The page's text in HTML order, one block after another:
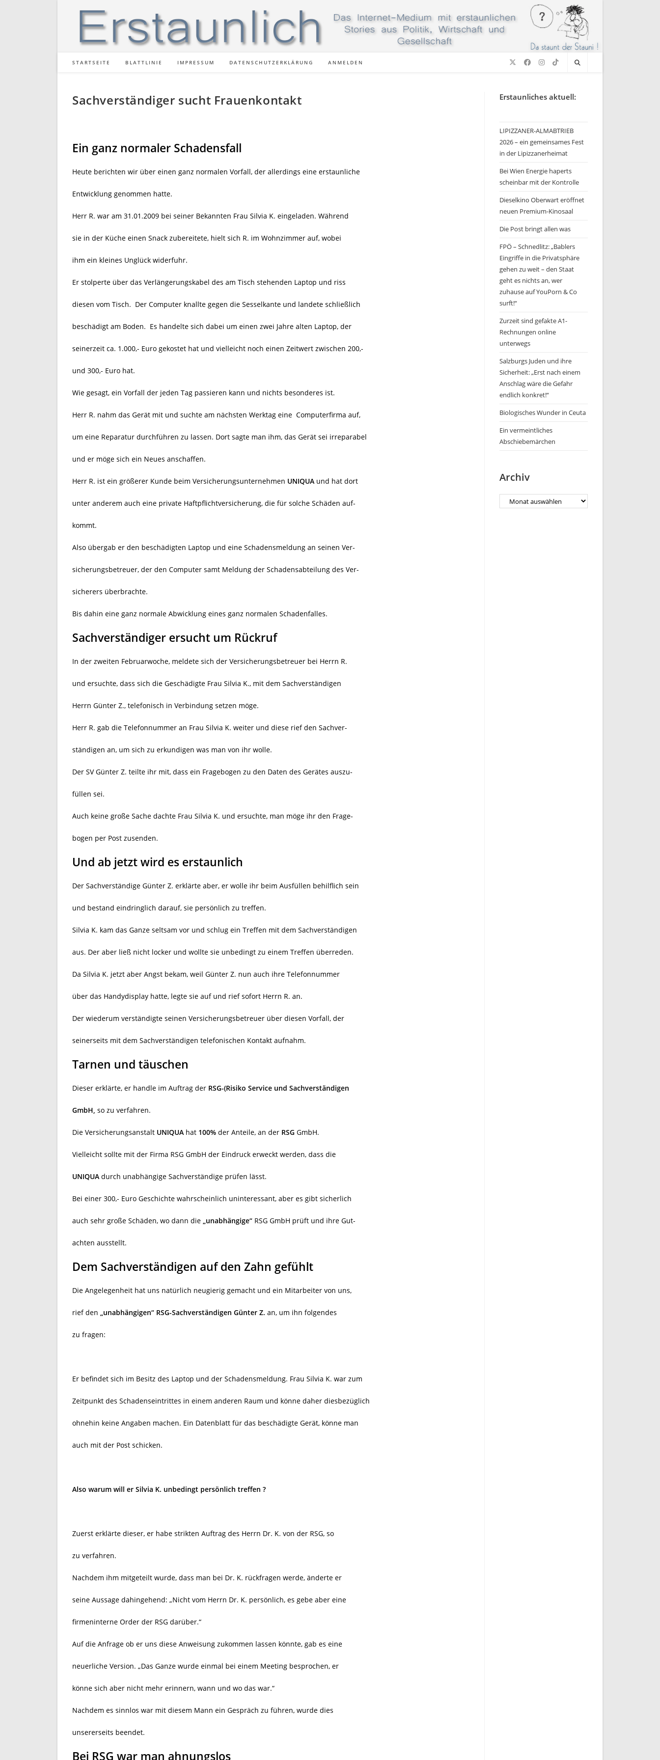
STARTSEITE BLATTLINIE IMPRESSUM DATENSCHUTZERKLÄRUNG ANMELDEN
Sachverständiger sucht Frauenkontakt
Ein ganz normaler Schadensfall
Heute berichten wir über einen ganz normalen Vorfall, der allerdings eine erstaunliche
Entwicklung genommen hatte.
Herr R. war am 31.01.2009 bei seiner Bekannten Frau Silvia K. eingeladen. Während
sie in der Küche einen Snack zubereitete, hielt sich R. im Wohnzimmer auf, wobei
ihm ein kleines Unglück widerfuhr.
Er stolperte über das Verlängerungskabel des am Tisch stehenden Laptop und riss
diesen vom Tisch. Der Computer knallte gegen die Sesselkante und landete schließlich
beschädigt am Boden. Es handelte sich dabei um einen zwei Jahre alten Laptop, der
seinerzeit ca. 1.000,- Euro gekostet hat und vielleicht noch einen Zeitwert zwischen 200,-
und 300,- Euro hat.
Wie gesagt, ein Vorfall der jeden Tag passieren kann und nichts besonderes ist.
Herr R. nahm das Gerät mit und suchte am nächsten Werktag eine Computerfirma auf,
um eine Reparatur durchführen zu lassen. Dort sagte man ihm, das Gerät sei irreparabel
und er möge sich ein Neues anschaffen.
Herr R. ist ein größerer Kunde beim Versicherungsunternehmen UNIQUA und hat dort
unter anderem auch eine private Haftpflichtversicherung, die für solche Schäden auf-
kommt.
Also übergab er den beschädigten Laptop und eine Schadensmeldung an seinen Ver-
sicherungsbetreuer, der den Computer samt Meldung der Schadensabteilung des Ver-
sicherers überbrachte.
Bis dahin eine ganz normale Abwicklung eines ganz normalen Schadenfalles.
Sachverständiger ersucht um Rückruf
In der zweiten Februarwoche, meldete sich der Versicherungsbetreuer bei Herrn R.
und ersuchte, dass sich die Geschädigte Frau Silvia K., mit dem Sachverständigen
Herrn Günter Z., telefonisch in Verbindung setzen möge.
Herr R. gab die Telefonnummer an Frau Silvia K. weiter und diese rief den Sachver-
ständigen an, um sich zu erkundigen was man von ihr wolle.
Der SV Günter Z. teilte ihr mit, dass ein Fragebogen zu den Daten des Gerätes auszu-
füllen sei.
Auch keine große Sache dachte Frau Silvia K. und ersuchte, man möge ihr den Frage-
bogen per Post zusenden.
Und ab jetzt wird es erstaunlich
Der Sachverständige Günter Z. erklärte aber, er wolle ihr beim Ausfüllen behilflich sein
und bestand eindringlich darauf, sie persönlich zu treffen.
Silvia K. kam das Ganze seltsam vor und schlug ein Treffen mit dem Sachverständigen
aus. Der aber ließ nicht locker und wollte sie unbedingt zu einem Treffen überreden.
Da Silvia K. jetzt aber Angst bekam, weil Günter Z. nun auch ihre Telefonnummer
über das Handydisplay hatte, legte sie auf und rief sofort Herrn R. an.
Der wiederum verständigte seinen Versicherungsbetreuer über diesen Vorfall, der
seinerseits mit dem Sachverständigen telefonischen Kontakt aufnahm.
Tarnen und täuschen
Dieser erklärte, er handle im Auftrag der RSG-(Risiko Service und Sachverständigen
GmbH, so zu verfahren.
Die Versicherungsanstalt UNIQUA hat 100% der Anteile, an der RSG GmbH.
Vielleicht sollte mit der Firma RSG GmbH der Eindruck erweckt werden, dass die
UNIQUA durch unabhängige Sachverständige prüfen lässt.
Bei einer 300,- Euro Geschichte wahrscheinlich uninteressant, aber es gibt sicherlich
auch sehr große Schäden, wo dann die „unabhängige“ RSG GmbH prüft und ihre Gut-
achten ausstellt.
Dem Sachverständigen auf den Zahn gefühlt
Die Angelegenheit hat uns natürlich neugierig gemacht und ein Mitarbeiter von uns,
rief den „unabhängigen“ RSG-Sachverständigen Günter Z. an, um ihn folgendes
zu fragen:
Er befindet sich im Besitz des Laptop und der Schadensmeldung. Frau Silvia K. war zum
Zeitpunkt des Schadenseintrittes in einem anderen Raum und könne daher diesbezüglich
ohnehin keine Angaben machen. Ein Datenblatt für das beschädigte Gerät, könne man
auch mit der Post schicken.
Also warum will er Silvia K. unbedingt persönlich treffen ?
Zuerst erklärte dieser, er habe strikten Auftrag des Herrn Dr. K. von der RSG, so
zu verfahren.
Nachdem ihm mitgeteilt wurde, dass man bei Dr. K. rückfragen werde, änderte er
seine Aussage dahingehend: „Nicht vom Herrn Dr. K. persönlich, es gebe aber eine
firmeninterne Order der RSG darüber.“
Auf die Anfrage ob er uns diese Anweisung zukommen lassen könnte, gab es eine
neuerliche Version. „Das Ganze wurde einmal bei einem Meeting besprochen, er
könne sich aber nicht mehr erinnern, wann und wo das war.“
Nachdem es sinnlos war mit diesem Mann ein Gespräch zu führen, wurde dies
unsererseits beendet.
Bei RSG war man ahnungslos
Erstaunliches aktuell:
LIPIZZANER-ALMABTRIEB
2026 – ein gemeinsames Fest
in der Lipizzanerheimat
Bei Wien Energie haperts
scheinbar mit der Kontrolle
Dieselkino Oberwart eröffnet
neuen Premium-Kinosaal
Die Post bringt allen was
FPÖ – Schnedlitz: „Bablers
Eingriffe in die Privatsphäre
gehen zu weit – den Staat
geht es nichts an, wer
zuhause auf YouPorn & Co
surft!“
Zurzeit sind gefakte A1-
Rechnungen online
unterwegs
Salzburgs Juden und ihre
Sicherheit: „Erst nach einem
Anschlag wäre die Gefahr
endlich konkret!“
Biologisches Wunder in Ceuta
Ein vermeintliches
Abschiebemärchen
Archiv
Archiv